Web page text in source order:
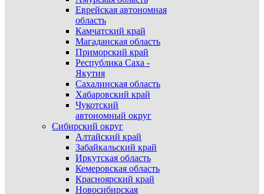
Еврейская автономная
область
Камчатский край
Магаданская область
Приморский край
Республика Саха -
Якутия
Сахалинская область
Хабаровский край
Чукотский
автономный округ
Сибирский округ
Алтайский край
Забайкальский край
Иркутская область
Кемеровская область
Красноярский край
Новосибирская